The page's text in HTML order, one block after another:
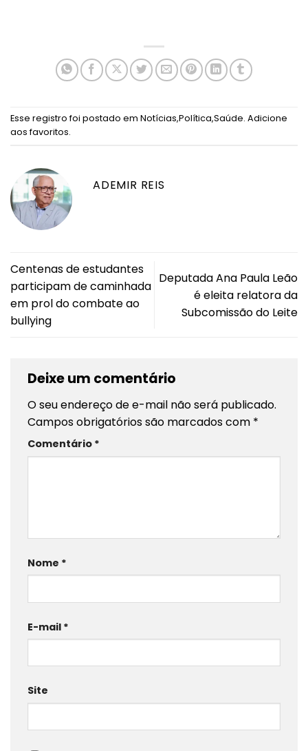
Esse registro foi postado em Notícias,Política,Saúde. Adicione
aos favoritos.
ADEMIR REIS
Centenas de estudantes
participam de caminhada
em prol do combate ao
bullying
Deputada Ana Paula Leão
é eleita relatora da
Subcomissão do Leite
Deixe um comentário
O seu endereço de e-mail não será publicado.
Campos obrigatórios são marcados com *
Comentário *
Nome *
E-mail *
Site